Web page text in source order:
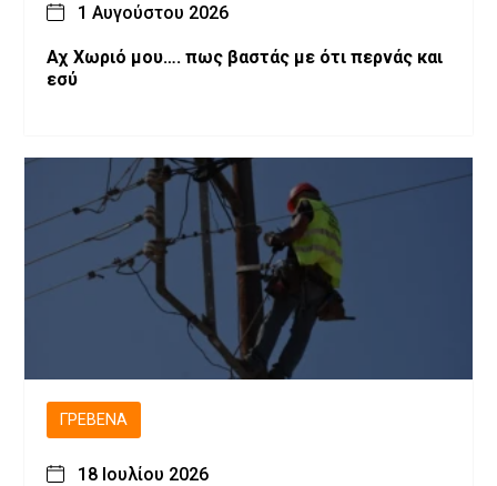
1 Αυγούστου 2026
Αχ Χωριό μου…. πως βαστάς με ότι περνάς και
εσύ
ΓΡΕΒΕΝΆ
18 Ιουλίου 2026